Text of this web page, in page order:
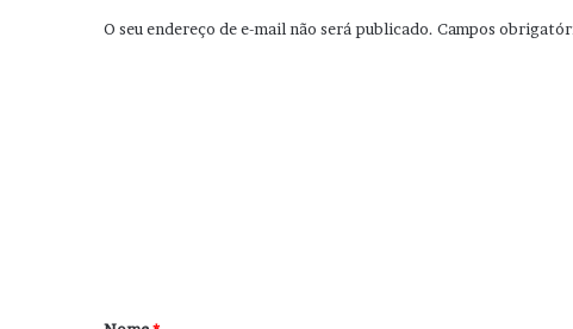
O seu endereço de e-mail não será publicado. Campos
r